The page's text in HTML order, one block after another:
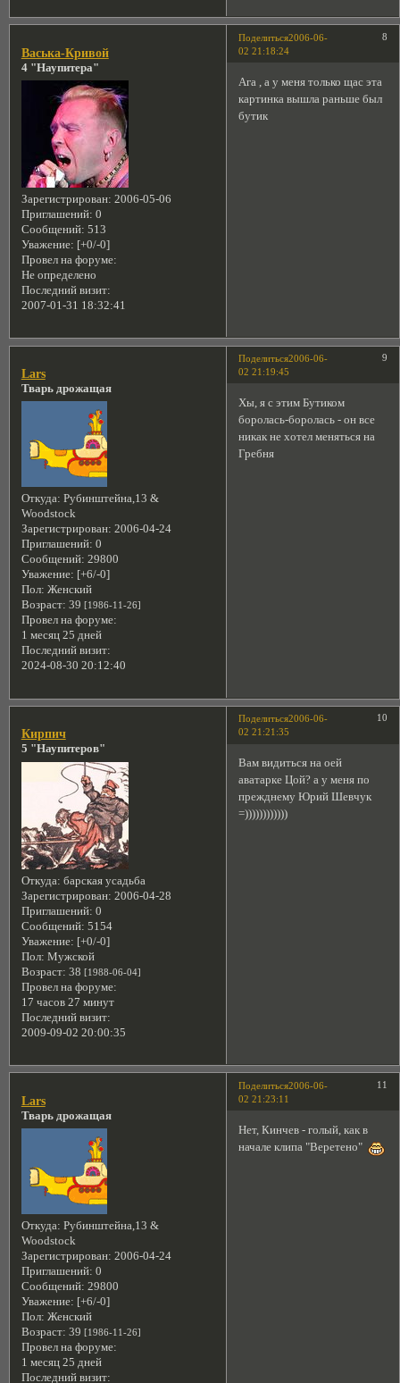
Поделиться 8
2006-06-
02 21:18:24
Васька-Кривой
4 "Наупитера"
Зарегистрирован: 2006-05-06
Приглашений: 0
Сообщений: 513
Уважение: [+0/-0]
Провел на форуме:
Не определено
Последний визит:
2007-01-31 18:32:41
Ага , а у меня только щас эта
картинка вышла раньше был
бутик
Поделиться 9
2006-06-
02 21:19:45
Lars
Тварь дрожащая
Откуда: Рубинштейна,13 &
Woodstock
Зарегистрирован: 2006-04-24
Приглашений: 0
Сообщений: 29800
Уважение: [+6/-0]
Пол: Женский
Возраст: 39 [1986-11-26]
Провел на форуме:
1 месяц 25 дней
Последний визит:
2024-08-30 20:12:40
Хы, я с этим Бутиком
боролась-боролась - он все
никак не хотел меняться на
Гребня
Поделиться 10
2006-06-
02 21:21:35
Кирпич
5 "Наупитеров"
Откуда: барская усадьба
Зарегистрирован: 2006-04-28
Приглашений: 0
Сообщений: 5154
Уважение: [+0/-0]
Пол: Мужской
Возраст: 38 [1988-06-04]
Провел на форуме:
17 часов 27 минут
Последний визит:
2009-09-02 20:00:35
Вам видиться на оей
аватарке Цой? а у меня по
прежднему Юрий Шевчук
=))))))))))))
Поделиться 11
2006-06-
02 21:23:11
Lars
Тварь дрожащая
Откуда: Рубинштейна,13 &
Woodstock
Зарегистрирован: 2006-04-24
Приглашений: 0
Сообщений: 29800
Уважение: [+6/-0]
Пол: Женский
Возраст: 39 [1986-11-26]
Провел на форуме:
1 месяц 25 дней
Последний визит:
Нет, Кинчев - голый, как в
начале клипа "Веретено"